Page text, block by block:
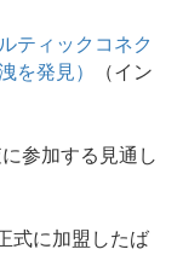
ティックコネク
を発見）
（イン
参加する見通し
式に加盟したば